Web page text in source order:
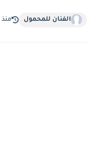
الفنان للمحمول منذ 5 سنة